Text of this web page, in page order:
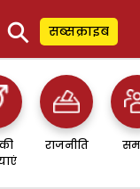
⚲ सब्सक्राइब
राजनीति